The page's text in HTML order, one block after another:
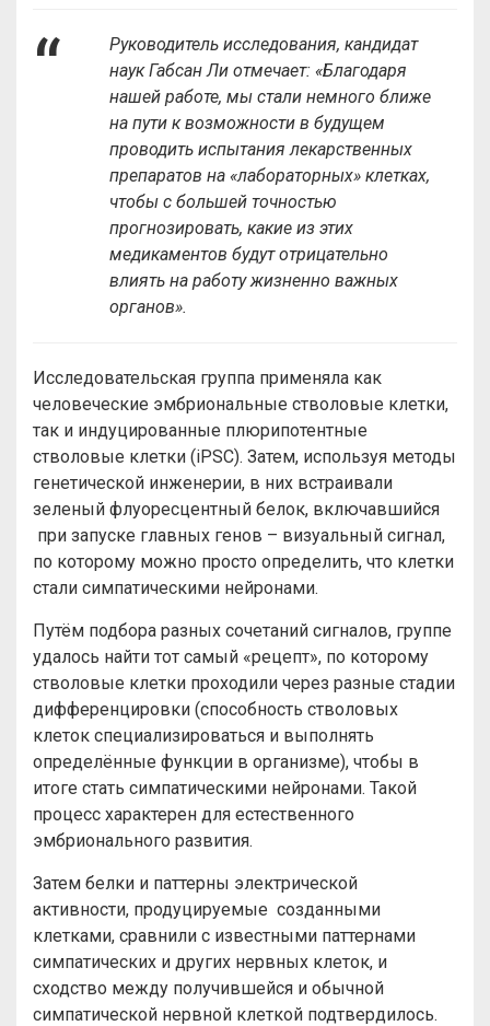
Руководитель исследования, кандидат
наук Габсан Ли отмечает: «Благодаря
нашей работе, мы стали немного ближе
на пути к возможности в будущем
проводить испытания лекарственных
препаратов на «лабораторных» клетках,
чтобы с большей точностью
прогнозировать, какие из этих
медикаментов будут отрицательно
влиять на работу жизненно важных
органов».
Исследовательская группа применяла как
человеческие эмбриональные стволовые клетки,
так и индуцированные плюрипотентные
стволовые клетки (iPSC). Затем, используя методы
генетической инженерии, в них встраивали
зеленый флуоресцентный белок, включавшийся
при запуске главных генов – визуальный сигнал,
по которому можно просто определить, что клетки
стали симпатическими нейронами.
Путём подбора разных сочетаний сигналов, группе
удалось найти тот самый «рецепт», по которому
стволовые клетки проходили через разные стадии
дифференцировки (способность стволовых
клеток специализироваться и выполнять
определённые функции в организме), чтобы в
итоге стать симпатическими нейронами. Такой
процесс характерен для естественного
эмбрионального развития.
Затем белки и паттерны электрической
активности, продуцируемые созданными
клетками, сравнили с известными паттернами
симпатических и других нервных клеток, и
сходство между получившейся и обычной
симпатической нервной клеткой подтвердилось.